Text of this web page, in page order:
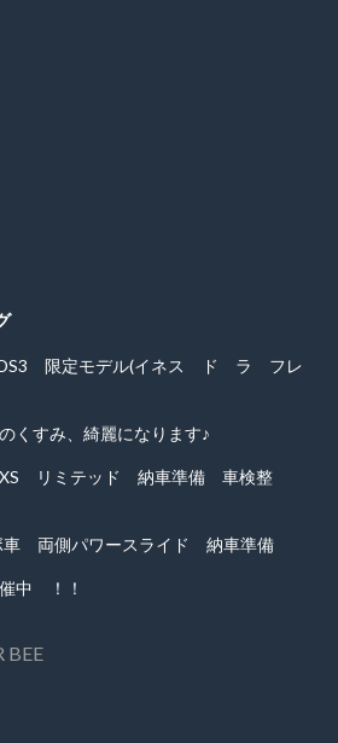
限定モデル(イネス ド ラ フレ
くすみ、綺麗になります♪
リミテッド 納車準備 車検整
両側パワースライド 納車準備
中 ！！
BEE